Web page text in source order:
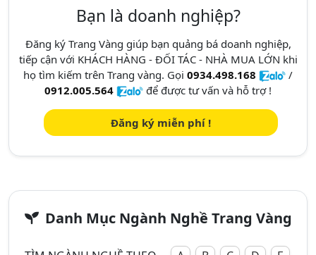
Bạn là doanh nghiệp?
Đăng ký Trang Vàng giúp bạn quảng bá doanh nghiệp,
tiếp cận với KHÁCH HÀNG - ĐỐI TÁC - NHÀ MUA LỚN khi
họ tìm kiếm trên Trang vàng. Gọi 0934.498.168
/
0912.005.564
để được tư vấn và hỗ trợ !
Đăng ký miễn phí !
Danh Mục Ngành Nghề Trang Vàng